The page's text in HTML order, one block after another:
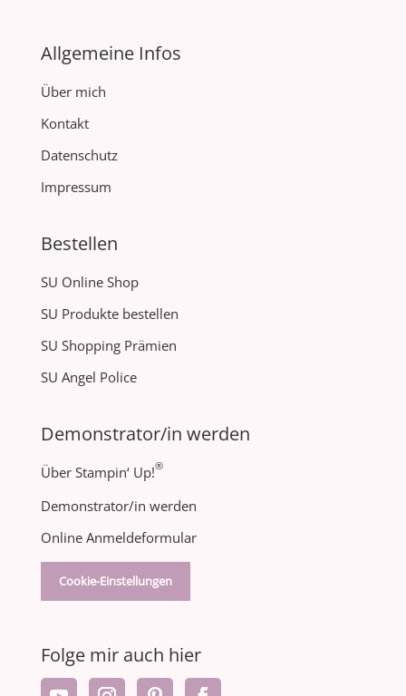
Allgemeine Infos
Über mich
Kontakt
Datenschutz
Impressum
Bestellen
SU Online Shop
SU Produkte bestellen
SU Shopping Prämien
SU Angel Police
Demonstrator/in werden
Über Stampin‘ Up!®
Demonstrator/in werden
Online Anmeldeformular
Cookie-Einstellungen
Folge mir auch hier